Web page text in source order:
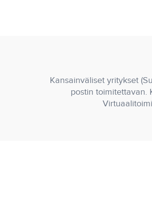
Kansainväliset yritykset
postin toimitettavan.